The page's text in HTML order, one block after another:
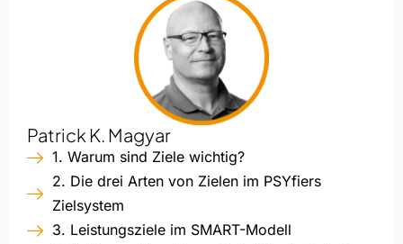
Patrick K. Magyar
1. Warum sind Ziele wichtig?
2. Die drei Arten von Zielen im PSYfiers
Zielsystem
3. Leistungsziele im SMART-Modell